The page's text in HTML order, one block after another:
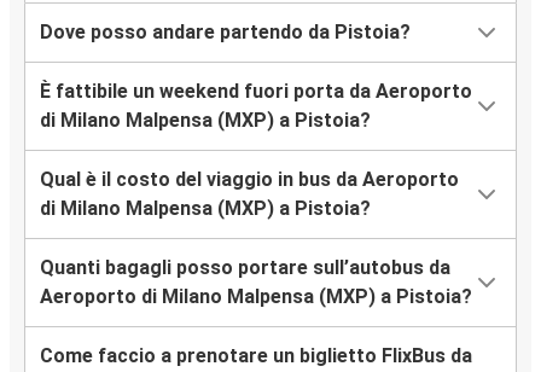
Dove posso andare partendo da Pistoia?
È fattibile un weekend fuori porta da Aeroporto
di Milano Malpensa (MXP) a Pistoia?
Qual è il costo del viaggio in bus da Aeroporto
di Milano Malpensa (MXP) a Pistoia?
Quanti bagagli posso portare sull’autobus da
Aeroporto di Milano Malpensa (MXP) a Pistoia?
Come faccio a prenotare un biglietto FlixBus da